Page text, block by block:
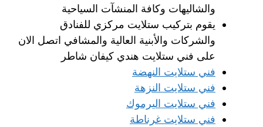
والشاليهات وكافة المنشآت السياحية
يقوم بتركيب ستلايت مركزي للفنادق
والشركات والأبنية العالية والمشافي اتصل الان
على فني ستلايت هندي كيفان شاطر
فني ستلايت النهضة
فني ستلايت النزهة
فني ستلايت اليرموك
فني ستلايت غرناطة